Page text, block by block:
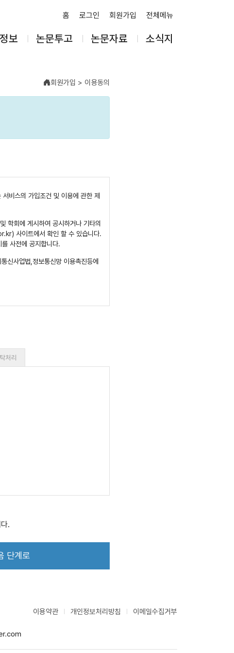
홈 로그인 회원가입 전체메뉴
보 논문투고 논문자료 소식지
회원가입 > 이용동의
비스의 가입조건 및 이용에 관한 제
학회에 게시하여 공시하거나 기타의
사이트에서 확인 할 수 있습니다.
사전에 공지합니다.
신사업법,정보통신망 이용촉진등에
여 이용고객이 선정한 문자와 숫자
바에 의합니다.
합니다.
회원으로 가입한 후 이용이 가능합니
서비스 이용에 제한을 받으실 수
, 관계법령에 따라 처벌을 받을 수
. 이용자 개인정보의 보호 및 사용에
을 승낙합니다.
승낙을 유보할 수 있습니다.
처리
.
이용약관 개인정보처리방침 이메일수집거부